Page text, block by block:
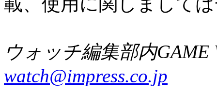
ウォッチ編集部内GAME
watch@impress.co.jp